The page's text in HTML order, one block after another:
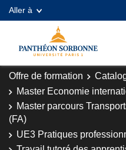
Aller à
Offre de formation
Master Economie
Master parcours
(FA)
UE3 Pratiques